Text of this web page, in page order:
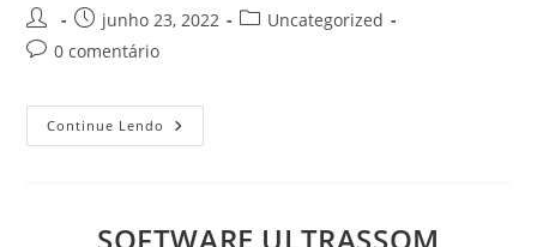
Autor
do
Post
publicado:
junho 23, 2022
Categoria
Uncategorized
Comentários
post:
0 comentário
Continue Lendo ASSISTÊNCIA
TÉCNICA
Goiânia